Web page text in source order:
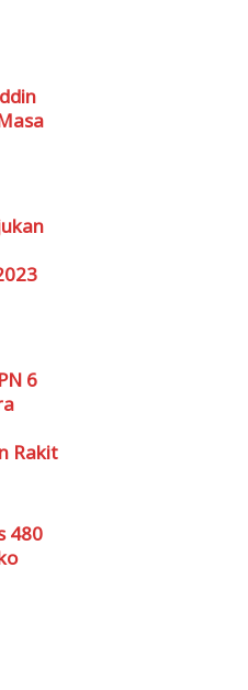
6
Rakit
480